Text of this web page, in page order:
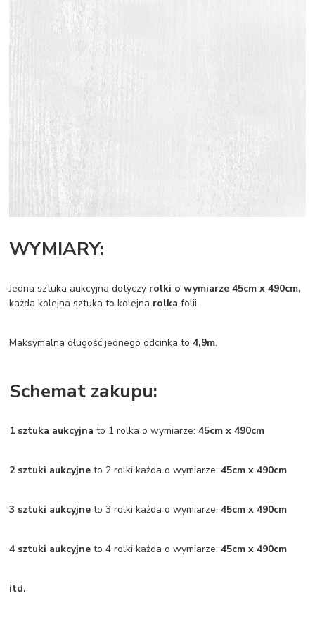
WYMIARY:
Jedna sztuka aukcyjna dotyczy rolki o wymiarze 45cm x 490cm,
każda kolejna sztuka to kolejna rolka folii.
Maksymalna długość jednego odcinka to4,9m.
Schemat zakupu:
1 sztuka aukcyjna to 1 rolka o wymiarze:45cm x 490cm
2 sztuki aukcyjne to 2 rolki każda o wymiarze:45cm x 490cm
3 sztuki aukcyjne to 3 rolki każda o wymiarze:45cm x 490cm
4 sztuki aukcyjne to 4 rolki każda o wymiarze:45cm x 490cm
itd.